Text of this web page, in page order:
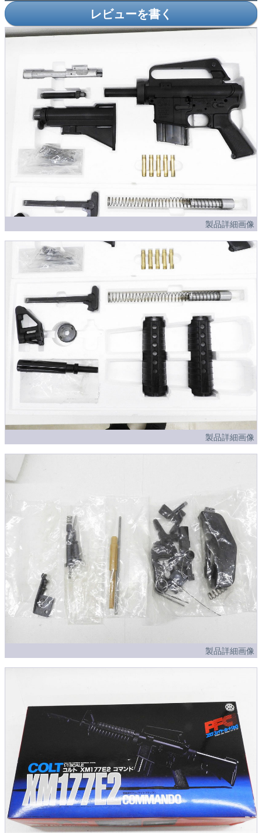
レビューを書く
製品詳細画像
製品詳細画像
製品詳細画像